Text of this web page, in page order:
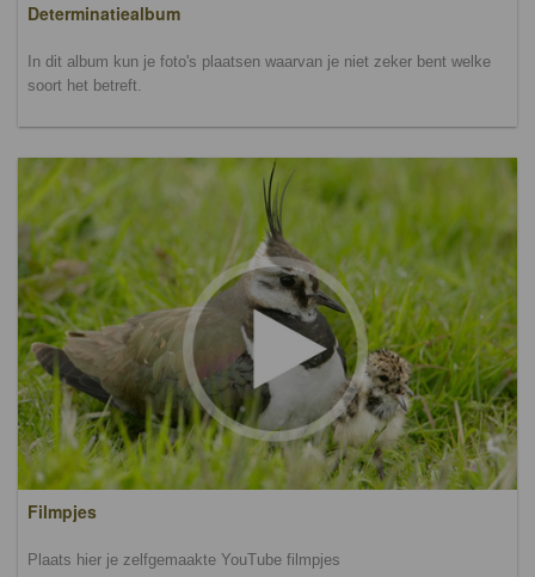
Determinatiealbum
In dit album kun je foto's plaatsen waarvan je niet zeker bent welke
soort het betreft.
Filmpjes
Plaats hier je zelfgemaakte YouTube filmpjes